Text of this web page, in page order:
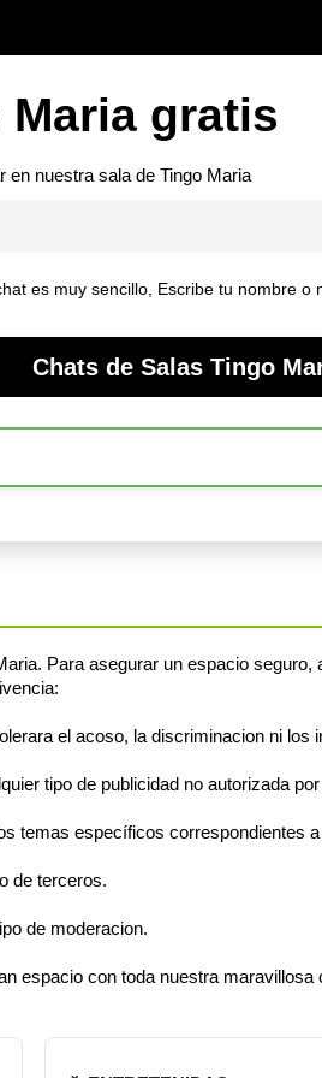
gratis
en nuestra sala de Tingo Maria
es muy sencillo, Escribe tu nombre
Chats de Salas Tingo
Para asegurar un espacio
el acoso, la discriminacion ni los
tipo de publicidad no autorizada
temas específicos correspondientes
de terceros.
de moderacion.
espacio con toda nuestra maravillosa